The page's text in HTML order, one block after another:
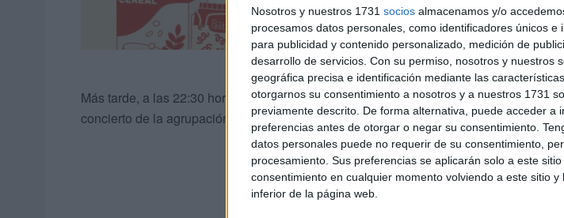
Nosotros y nuestros 1731 socios almacenamos y/o
procesamos datos personales, como identificadores únicos
para publicidad y contenido personalizado, medición de
desarrollo de servicios. Con su permiso, nosotros y nuestros
geográfica precisa e identificación mediante las
otorgarnos su consentimiento a nosotros y a nuestros 1731
previamente descrito. De forma alternativa, puede acceder a
preferencias antes de otorgar o negar su consentimiento.
datos personales puede no requerir de su consentimiento,
procesamiento. Sus preferencias se aplicarán solo a este
consentimiento en cualquier momento volviendo a este sitio
inferior de la página web.
Más tarde, a las 22:30 horas es el turno de los seguidores de‘The Ticks’, quienes
concierto de la agrupación en la Sala Denver.